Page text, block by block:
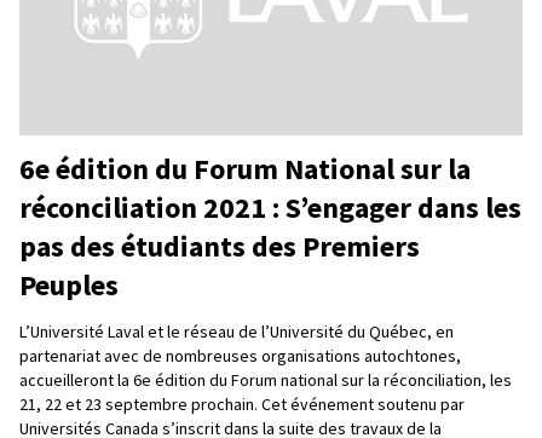
6e édition du Forum National sur la
réconciliation 2021 : S’engager dans les
pas des étudiants des Premiers
Peuples
L’Université Laval et le réseau de l’Université du Québec, en
partenariat avec de nombreuses organisations autochtones,
accueilleront la 6e édition du Forum national sur la réconciliation, les
21, 22 et 23 septembre prochain. Cet événement soutenu par
Universités Canada s’inscrit dans la suite des travaux de la